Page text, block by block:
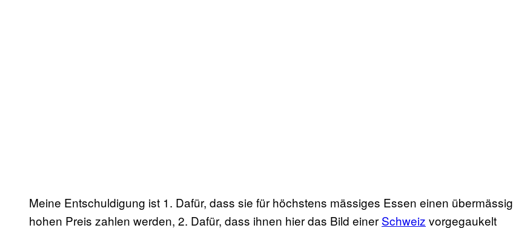
Meine Entschuldigung ist 1. Dafür, dass sie für höchstens mässiges Essen einen übermässig
hohen Preis zahlen werden, 2. Dafür, dass ihnen hier das Bild einer Schweiz vorgegaukelt